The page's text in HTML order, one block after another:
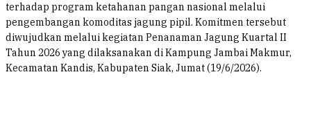
terhadap program ketahanan pangan nasional melalui
pengembangan komoditas jagung pipil. Komitmen tersebut
diwujudkan melalui kegiatan Penanaman Jagung Kuartal II
Tahun 2026 yang dilaksanakan di Kampung Jambai Makmur,
Kecamatan Kandis, Kabupaten Siak, Jumat (19/6/2026).